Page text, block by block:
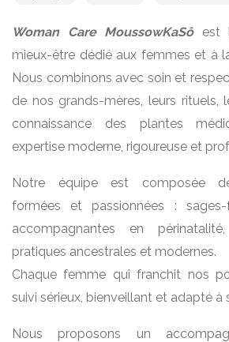
Woman Care MoussowKaSô
est
mieux-être dédié aux femmes et à
Nous combinons avec soin et
de nos grands-mères, leurs rituels,
connaissance des plantes
expertise moderne, rigoureuse et
Notre équipe est composée
formées et passionnées : sages-
accompagnantes en
pratiques ancestrales et modernes.
Chaque femme qui franchit nos
suivi sérieux, bienveillant et adapté à
Nous proposons un